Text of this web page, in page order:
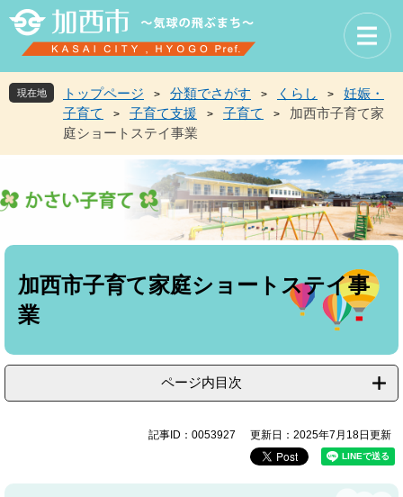
先
頭
を
飛
文
現在地 トップページ > 分類でさがす > くらし >
妊娠・
子育て
> 子育て支援 > 子育て >
加西市子育て家
庭ショートステイ事業
本
加西市子育て家庭ショートステイ事
業
ページ内目次
記事ID：0053927 更新日：2025年7月18日更新